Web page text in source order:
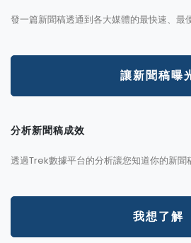
發一篇新聞稿透通到各大媒體的最快速、最
讓新聞稿曝
分析新聞稿成效
透過Trek數據平台的分析讓您知道你的新聞
我想了解